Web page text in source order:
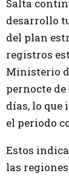
Salta
desarrollo
del plan
registros
Ministerio
pernocte de
días, lo que
el periodo
Estos
las